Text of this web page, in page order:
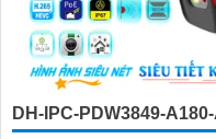
DH-IPC-PDW3849-